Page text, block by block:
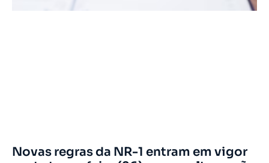
Novas regras da NR-1 entram em vigor